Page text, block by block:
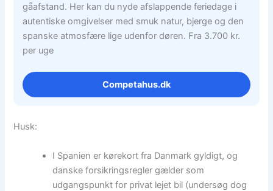
gåafstand. Her kan du nyde afslappende feriedage i
autentiske omgivelser med smuk natur, bjerge og den
spanske atmosfære lige udenfor døren. Fra 3.700 kr.
per uge
Competahus.dk
Husk:
I Spanien er kørekort fra Danmark gyldigt, og
danske forsikringsregler gælder som
udgangspunkt for privat lejet bil (undersøg dog